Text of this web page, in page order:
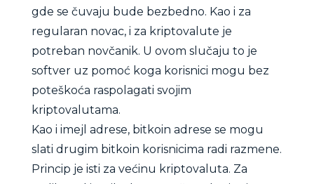
gde se čuvaju bude bezbedno. Kao i za
regularan novac, i za kriptovalute je
potreban novčanik. U ovom slučaju to je
softver uz pomoć koga korisnici mogu bez
poteškoća raspolagati svojim
kriptovalutama.
Kao i imejl adrese, bitkoin adrese se mogu
slati drugim bitkoin korisnicima radi razmene.
Princip je isti za većinu kriptovaluta. Za